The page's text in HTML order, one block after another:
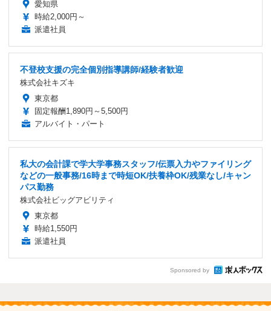
愛知県
時給2,000円～
派遣社員
不登校支援の完全個別指導講師/経験者歓迎
株式会社キズキ
東京都
固定報酬1,890円～5,500円
アルバイト・パート
私大の会計課で学大学事務スタッフ/伝票入力やファイリング
などの一般事務/16時まで時短OK/扶養枠OK/残業なし/キャン
パス勤務
株式会社ビッグアビリティ
東京都
時給1,550円
派遣社員
Sponsored by